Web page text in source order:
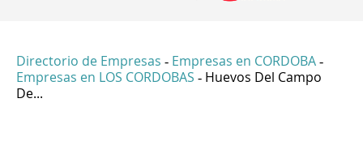
Directorio de Empresas - Empresas en CORDOBA -
Empresas en LOS CORDOBAS - Huevos Del Campo
De...